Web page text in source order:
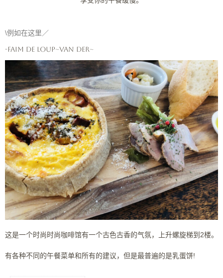
\例如在这里／
-faim de loup~Van der~
这是一个时尚时尚咖啡馆有一个古色古香的气氛，上升螺旋梯到2楼。
有各种不同的午餐菜单和所有的建议，但是最普遍的是乳蛋饼!